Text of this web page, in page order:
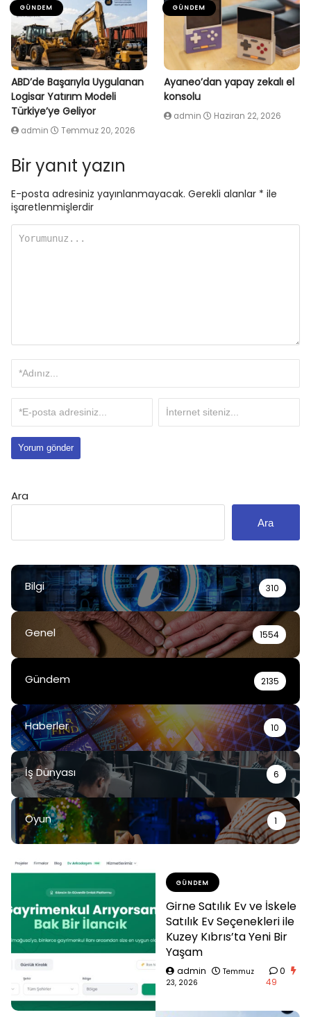
GÜNDEM
ABD’de Başarıyla Uygulanan
Logisar Yatırım Modeli
Türkiye’ye Geliyor
admin Temmuz 20, 2026
GÜNDEM
Ayaneo’dan yapay zekalı el
konsolu
admin Haziran 22, 2026
Bir yanıt yazın
E-posta adresiniz yayınlanmayacak. Gerekli alanlar * ile
işaretlenmişlerdir
Ara
Ara
Bilgi 310
Genel 1554
Gündem 2135
Haberler 10
İş Dünyası 6
Oyun 1
GÜNDEM
Girne Satılık Ev ve İskele
Satılık Ev Seçenekleri ile
Kuzey Kıbrıs’ta Yeni Bir
Yaşam
admin
Temmuz
23, 2026
0
49